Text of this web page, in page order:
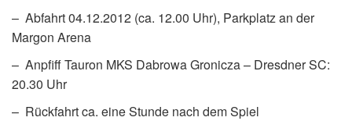
– Abfahrt 04.12.2012 (ca. 12.00 Uhr), Parkplatz an der
Margon Arena
– Anpfiff Tauron MKS Dabrowa Gronicza – Dresdner SC:
20.30 Uhr
– Rückfahrt ca. eine Stunde nach dem Spiel